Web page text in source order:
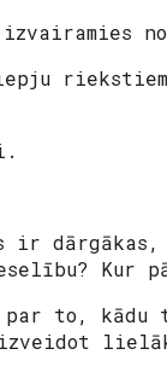
izvairamies
ir
Kur
to, kādu